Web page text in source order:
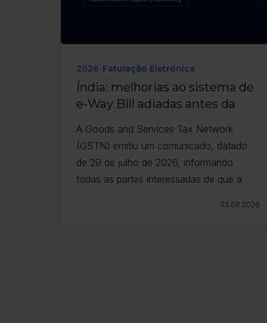
2026 Faturação Eletrónica
Índia: melhorias ao sistema de
e-Way Bill adiadas antes da
agosto de 2026
A Goods and Services Tax Network
(GSTN) emitiu um comunicado, datado
de 29 de julho de 2026, informando
todas as partes interessadas de que a
03.08.2026